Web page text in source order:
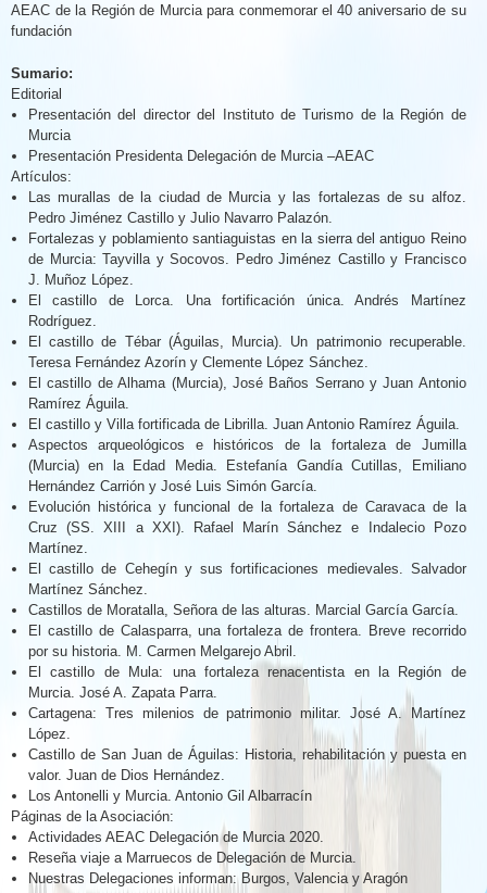
AEAC de la Región de Murcia para conmemorar el 40 aniversario de su
fundación
Sumario:
Editorial
Presentación del director del Instituto de Turismo de la Región de
Murcia
Presentación Presidenta Delegación de Murcia –AEAC
Artículos:
Las murallas de la ciudad de Murcia y las fortalezas de su alfoz.
Pedro Jiménez Castillo y Julio Navarro Palazón.
Fortalezas y poblamiento santiaguistas en la sierra del antiguo Reino
de Murcia: Tayvilla y Socovos. Pedro Jiménez Castillo y Francisco
J. Muñoz López.
El castillo de Lorca. Una fortificación única. Andrés Martínez
Rodríguez.
El castillo de Tébar (Águilas, Murcia). Un patrimonio recuperable.
Teresa Fernández Azorín y Clemente López Sánchez.
El castillo de Alhama (Murcia), José Baños Serrano y Juan Antonio
Ramírez Águila.
El castillo y Villa fortificada de Librilla. Juan Antonio Ramírez Águila.
Aspectos arqueológicos e históricos de la fortaleza de Jumilla
(Murcia) en la Edad Media. Estefanía Gandía Cutillas, Emiliano
Hernández Carrión y José Luis Simón García.
Evolución histórica y funcional de la fortaleza de Caravaca de la
Cruz (SS. XIII a XXI). Rafael Marín Sánchez e Indalecio Pozo
Martínez.
El castillo de Cehegín y sus fortificaciones medievales. Salvador
Martínez Sánchez.
Castillos de Moratalla, Señora de las alturas. Marcial García García.
El castillo de Calasparra, una fortaleza de frontera. Breve recorrido
por su historia. M. Carmen Melgarejo Abril.
El castillo de Mula: una fortaleza renacentista en la Región de
Murcia. José A. Zapata Parra.
Cartagena: Tres milenios de patrimonio militar. José A. Martínez
López.
Castillo de San Juan de Águilas: Historia, rehabilitación y puesta en
valor. Juan de Dios Hernández.
Los Antonelli y Murcia. Antonio Gil Albarracín
Páginas de la Asociación:
Actividades AEAC Delegación de Murcia 2020.
Reseña viaje a Marruecos de Delegación de Murcia.
Nuestras Delegaciones informan: Burgos, Valencia y Aragón